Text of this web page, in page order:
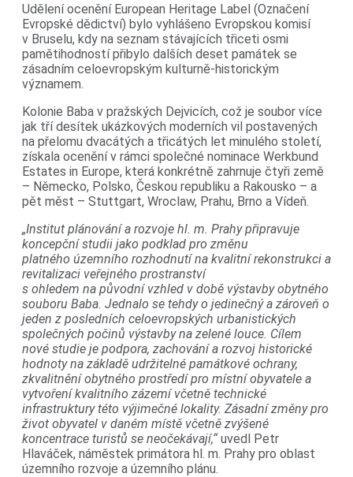
Udělení ocenění European Heritage Label (Označení
Evropské dědictví) bylo vyhlášeno Evropskou komisí
v Bruselu, kdy na seznam stávajících třiceti osmi
pamětihodností přibylo dalších deset památek se
zásadním celoevropským kulturně-historickým
významem.
Kolonie Baba v pražských Dejvicích, což je soubor více
jak tří desítek ukázkových moderních vil postavených
na přelomu dvacátých a třicátých let minulého století,
získala ocenění v rámci společné nominace Werkbund
Estates in Europe, která konkrétně zahrnuje čtyři země
– Německo, Polsko, Českou republiku a Rakousko – a
pět měst – Stuttgart, Wroclaw, Prahu, Brno a Vídeň.
„Institut plánování a rozvoje hl. m. Prahy připravuje
koncepční studii jako podklad pro změnu
platného územního rozhodnutí na kvalitní rekonstrukci a
revitalizaci veřejného prostranství
s ohledem na původní vzhled v době výstavby obytného
souboru Baba. Jednalo se tehdy o jedinečný a zároveň o
jeden z posledních celoevropských urbanistických
společných počinů výstavby na zelené louce. Cílem
nové studie je podpora, zachování a rozvoj historické
hodnoty na základě udržitelné památkové ochrany,
zkvalitnění obytného prostředí pro místní obyvatele a
vytvoření kvalitního zázemí včetně technické
infrastruktury této výjimečné lokality. Zásadní změny pro
život obyvatel v daném místě včetně zvýšené
koncentrace turistů se neočekávají,“uvedl Petr
Hlaváček, náměstek primátora hl. m. Prahy pro oblast
územního rozvoje a územního plánu.